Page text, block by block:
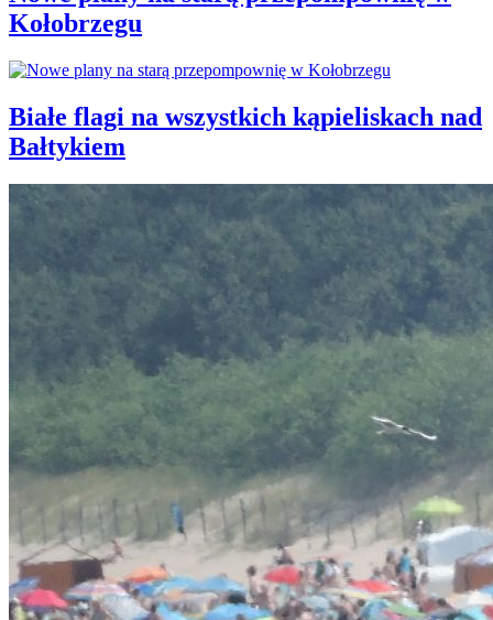
Kołobrzegu
Białe flagi na wszystkich kąpieliskach nad
Bałtykiem